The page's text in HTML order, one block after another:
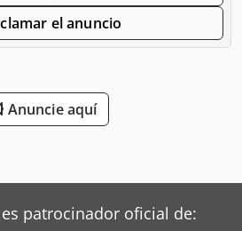
el anuncio
Anuncie aquí
patrocinador oficial de: